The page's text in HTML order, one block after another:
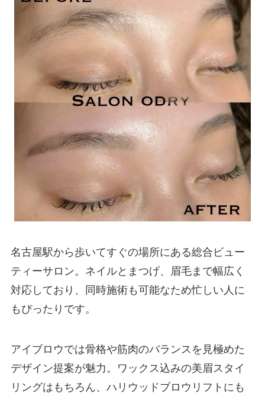
名古屋駅から歩いてすぐの場所にある総合ビュー
ティーサロン。ネイルとまつげ、眉毛まで幅広く
対応しており、同時施術も可能なため忙しい人に
もぴったりです。
アイブロウでは骨格や筋肉のバランスを見極めた
デザイン提案が魅力。ワックス込みの美眉スタイ
リングはもちろん、ハリウッドブロウリフトにも